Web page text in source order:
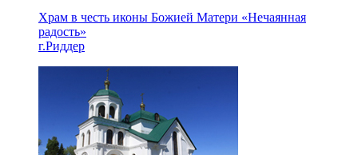
Храм в честь иконы Божией Матери «Нечаянная
радость»
г.Риддер